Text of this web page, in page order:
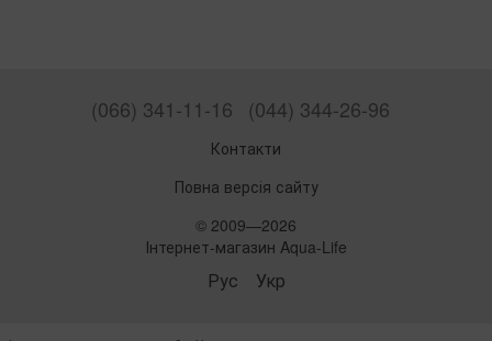
(066) 341-11-16 (044) 344-26-96
Контакти
Повна версія сайту
© 2009—2026
Інтернет-магазин Aqua-Life
Рус Укр